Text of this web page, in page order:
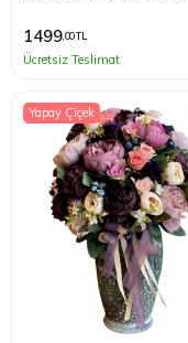
1499,00 TL
Ücretsiz Teslimat
Yapay Çiçek